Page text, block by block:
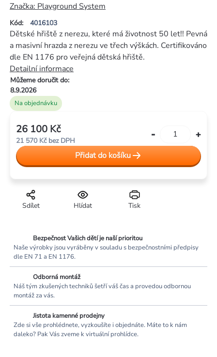
Kód: 4016103
hodnocení
produktu
je
5
hvězdiček.
Značka: Playground System
Na objednávku
Můžeme doručit do:
8.9.2026
Dětské hřiště z nerezu, které má životnost 50 let!! Pevná
a masivní hrazda z nerezu ve třech výškách. Certifikováno
dle EN 1176 pro veřejná dětská hřiště.
Detailní informace
Tisk
Hlídat
Sdílet
26 100 Kč
21 570 Kč bez DPH
cena:
Přidat do košíku
Bezpečnost Vašich dětí je naší prioritou
Naše výrobky jsou vyráběny v souladu s bezpečnostními předpisy
dle EN 71 a EN 1176.
Odborná montáž
Náš tým zkušených techniků šetří váš čas a provedou odbornou
montáž za vás.
Jistota kamenné prodejny
Zde si vše prohlédnete, vyzkoušíte i objednáte. Máte to k nám
daleko? Pak Vás zveme k virtuální prohlídce.